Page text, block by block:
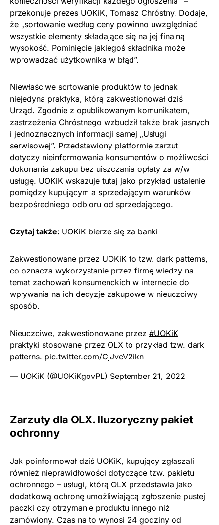
przekonuje prezes UOKiK, Tomasz Chróstny. Dodaje,
że „sortowanie według ceny powinno uwzględniać
wszystkie elementy składające się na jej finalną
wysokość. Pominięcie jakiegoś składnika może
wprowadzać użytkownika w błąd”.
Niewłaściwe sortowanie produktów to jednak
niejedyna praktyka, którą zakwestionował dziś
Urząd. Zgodnie z opublikowanym komunikatem,
zastrzeżenia Chróstnego wzbudził także brak jasnych
i jednoznacznych informacji samej „Usługi
serwisowej”. Przedstawiony platformie zarzut
dotyczy nieinformowania konsumentów o możliwości
dokonania zakupu bez uiszczania opłaty za w/w
usługę. UOKiK wskazuje tutaj jako przykład ustalenie
pomiędzy kupującym a sprzedającym warunków
bezpośredniego odbioru od sprzedającego.
Czytaj także: UOKiK bierze się za banki
Zakwestionowane przez UOKiK to tzw. dark patterns,
co oznacza wykorzystanie przez firmę wiedzy na
temat zachowań konsumenckich w internecie do
wpływania na ich decyzje zakupowe w nieuczciwy
sposób.
Nieuczciwe, zakwestionowane przez #UOKiK
praktyki stosowane przez OLX to przykład tzw. dark
patterns. pic.twitter.com/CjJvcV2ikn
— UOKiK (@UOKiKgovPL) September 21, 2022
Zarzuty dla OLX. Iluzoryczny pakiet
ochronny
Jak poinformował dziś UOKiK, kupujący zgłaszali
również nieprawidłowości dotyczące tzw. pakietu
ochronnego – usługi, którą OLX przedstawia jako
dodatkową ochronę umożliwiającą zgłoszenie pustej
paczki czy otrzymanie produktu innego niż
zamówiony. Czas na to wynosi 24 godziny od